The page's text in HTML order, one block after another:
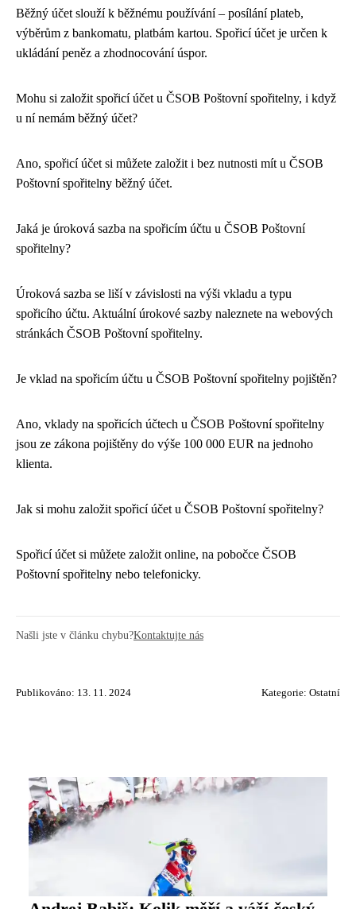
Běžný účet slouží k běžnému používání – posílání plateb,
výběrům z bankomatu, platbám kartou. Spořicí účet je určen k
ukládání peněz a zhodnocování úspor.
Mohu si založit spořicí účet u ČSOB Poštovní spořitelny, i když
u ní nemám běžný účet?
Ano, spořicí účet si můžete založit i bez nutnosti mít u ČSOB
Poštovní spořitelny běžný účet.
Jaká je úroková sazba na spořicím účtu u ČSOB Poštovní
spořitelny?
Úroková sazba se liší v závislosti na výši vkladu a typu
spořicího účtu. Aktuální úrokové sazby naleznete na webových
stránkách ČSOB Poštovní spořitelny.
Je vklad na spořicím účtu u ČSOB Poštovní spořitelny pojištěn?
Ano, vklady na spořicích účtech u ČSOB Poštovní spořitelny
jsou ze zákona pojištěny do výše 100 000 EUR na jednoho
klienta.
Jak si mohu založit spořicí účet u ČSOB Poštovní spořitelny?
Spořicí účet si můžete založit online, na pobočce ČSOB
Poštovní spořitelny nebo telefonicky.
Našli jste v článku chybu?Kontaktujte nás
Publikováno: 13. 11. 2024 Kategorie: Ostatní